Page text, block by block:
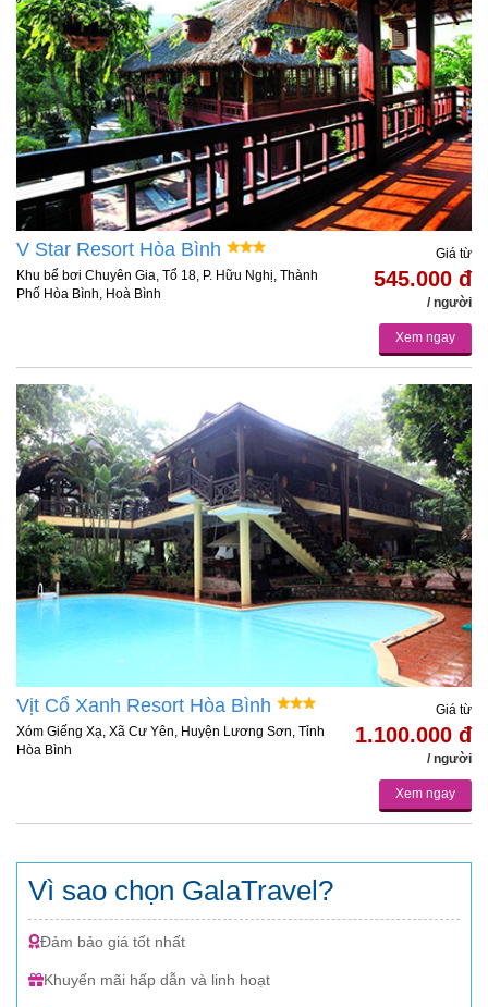
V Star Resort Hòa Bình
Khu bể bơi Chuyên Gia, Tổ 18, P. Hữu Nghị, Thành
Phố Hòa Bình, Hoà Bình
Giá từ
545.000 đ
/ người
Xem ngay
Vịt Cổ Xanh Resort Hòa Bình
Xóm Giếng Xạ, Xã Cư Yên, Huyện Lương Sơn, Tỉnh
Hòa Bình
Giá từ
1.100.000 đ
/ người
Xem ngay
Vì sao chọn GalaTravel?
Đảm bảo giá tốt nhất
Khuyến mãi hấp dẫn và linh hoạt